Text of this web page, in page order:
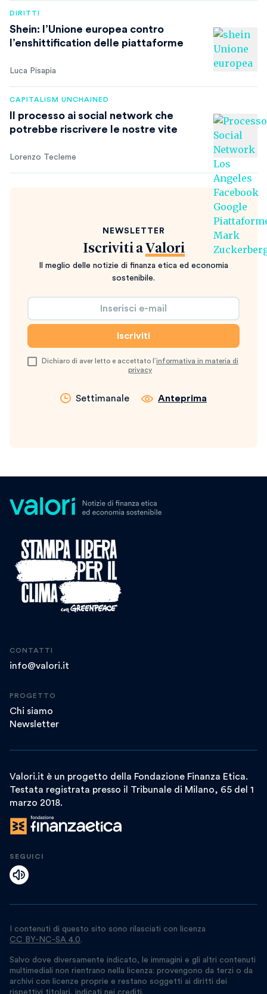
DIRITTI
Shein: l’Unione europea contro
l’enshittification delle piattaforme
Luca Pisapia
CAPITALISM UNCHAINED
Il processo ai social network che
potrebbe riscrivere le nostre vite
Lorenzo Tecleme
NEWSLETTER
Iscriviti a Valori
Il meglio delle notizie di finanza etica ed economia
sostenibile.
Dichiaro di aver letto e accettato l’informativa in materia di
privacy
Settimanale Anteprima
CONTATTI
info@valori.it
PROGETTO
Chi siamo
Newsletter
Valori.it è un progetto della Fondazione Finanza Etica.
Testata registrata presso il Tribunale di Milano, 65 del 1
marzo 2018.
SEGUICI
I contenuti di questo sito sono rilasciati con licenza
CC BY-NC-SA 4.0.
Salvo dove diversamente indicato, le immagini e gli altri contenuti
multimediali non rientrano nella licenza: provengono da terzi o da
archivi con licenze proprie e restano soggetti ai diritti dei
rispettivi titolari, indicati nei crediti.